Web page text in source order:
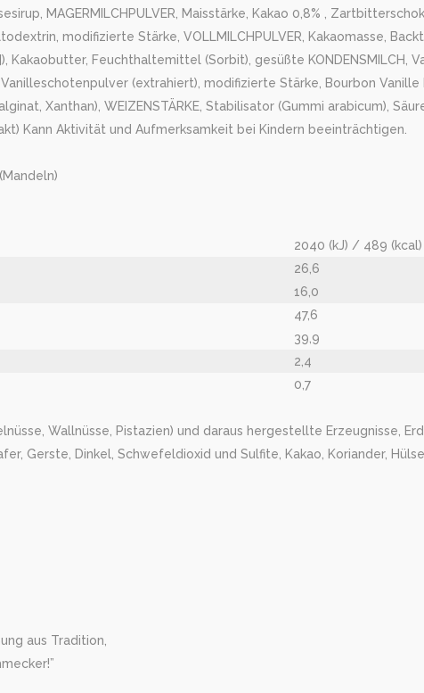
MAGERMILCHPULVER, Maisstärke, Kakao 0,8% ,
modifizierte Stärke, VOLLMILCHPULVER, Kakaomasse,
Kakaobutter, Feuchthaltemittel (Sorbit), gesüßte KONDENSMILCH,
(extrahiert), modifizierte Stärke, Bourbon Vanille
Xanthan), WEIZENSTÄRKE, Stabilisator (Gummi arabicum),
Kann Aktivität und Aufmerksamkeit bei Kindern beeinträchtigen.
2040 (kJ) / 489 (kcal)
26,6
16,0
47,6
39,9
2,4
0,7
Wallnüsse, Pistazien) und daraus hergestellte Erzeugnisse,
Gerste, Dinkel, Schwefeldioxid und Sulfite, Kakao, Koriander,
aus Tradition,